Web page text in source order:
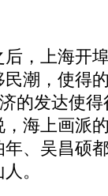
，上海开
潮，使得
的发达使
海上画派
、吴昌硕
。